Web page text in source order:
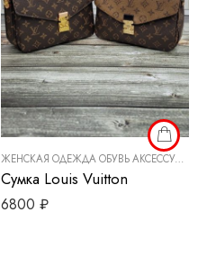
,СУМКИ РЕМНИ ЖЕНСКАЯ ОДЕЖДА ОБУВЬ АКСЕССУАРЫ
Сумка Louis Vuitton
6800 ₽